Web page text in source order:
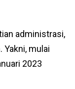
administrasi,
mulai
2023